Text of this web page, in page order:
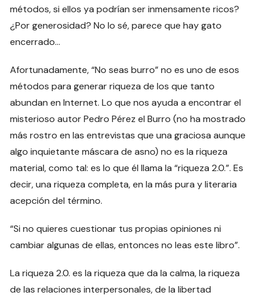
métodos, si ellos ya podrían ser inmensamente ricos?
¿Por generosidad? No lo sé, parece que hay gato
encerrado…
Afortunadamente, “No seas burro” no es uno de esos
métodos para generar riqueza de los que tanto
abundan en Internet. Lo que nos ayuda a encontrar el
misterioso autor Pedro Pérez el Burro (no ha mostrado
más rostro en las entrevistas que una graciosa aunque
algo inquietante máscara de asno) no es la riqueza
material, como tal: es lo que él llama la “riqueza 2.0.”. Es
decir, una riqueza completa, en la más pura y literaria
acepción del término.
“Si no quieres cuestionar tus propias opiniones ni
cambiar algunas de ellas, entonces no leas este libro”.
La riqueza 2.0. es la riqueza que da la calma, la riqueza
de las relaciones interpersonales, de la libertad